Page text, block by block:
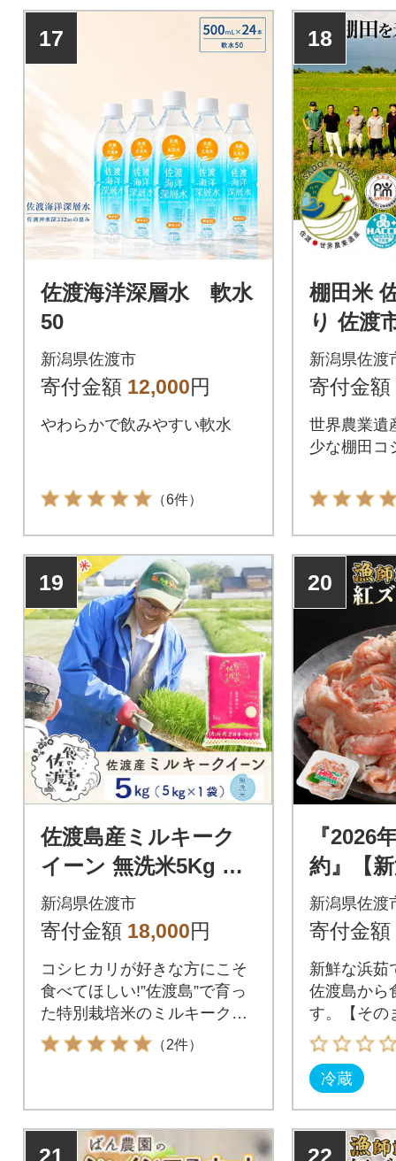
17
佐渡海洋深層水 軟水
50
新潟県佐渡市
寄付金額 12,000円
やわらかで飲みやすい軟水
（6件）
18
棚田米
り 佐
精米
新潟県佐渡
寄付金額
世界農業遺
少な棚田コ
19
佐渡島産ミルキーク
イーン 無洗米5Kg 令
和7年産 特別栽培米
新潟県佐渡市
寄付金額 18,000円
コシヒカリが好きな方にこそ
食べてほしい!”佐渡島”で育っ
た特別栽培米のミルキークイ
ーン
（2件）
20
『2026
約』【
産】浜
ガニむ
新潟県佐渡
寄付金額
新鮮な浜茹
佐渡島から
す。【その
いただけま
冷蔵
21 22